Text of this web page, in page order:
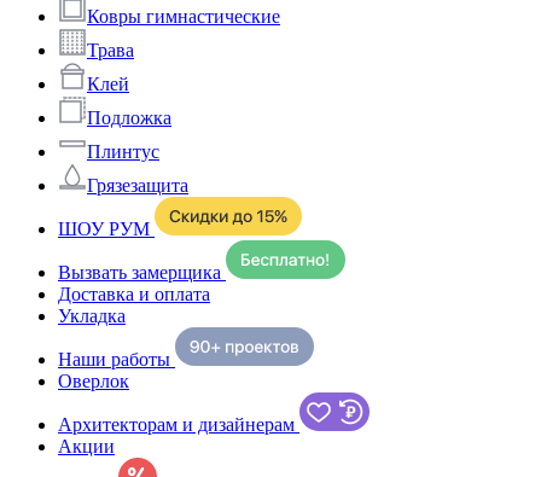
Ковры гимнастические
Трава
Клей
Подложка
Плинтус
Грязезащита
ШОУ РУМ
Вызвать замерщика
Доставка и оплата
Укладка
Наши работы
Оверлок
Архитекторам и дизайнерам
Акции